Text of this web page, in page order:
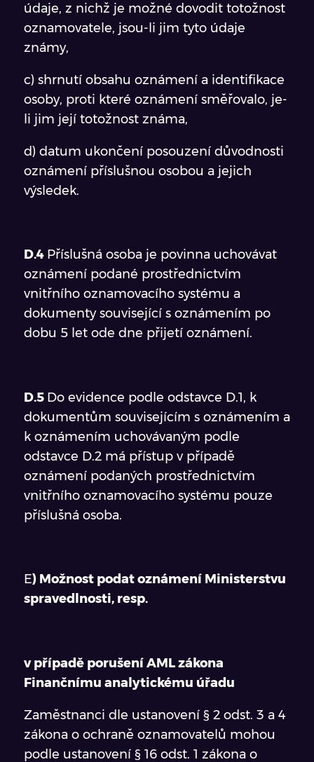
údaje, z nichž je možné dovodit totožnost
oznamovatele, jsou-li jim tyto údaje
známy,
c) shrnutí obsahu oznámení a identifikace
osoby, proti které oznámení směřovalo, je-
li jim její totožnost známa,
d) datum ukončení posouzení důvodnosti
oznámení příslušnou osobou a jejich
výsledek.
D.4 Příslušná osoba je povinna uchovávat
oznámení podané prostřednictvím
vnitřního oznamovacího systému a
dokumenty související s oznámením po
dobu 5 let ode dne přijetí oznámení.
D.5 Do evidence podle odstavce D.1, k
dokumentům souvisejícím s oznámením a
k oznámením uchovávaným podle
odstavce D.2 má přístup v případě
oznámení podaných prostřednictvím
vnitřního oznamovacího systému pouze
příslušná osoba.
E) Možnost podat oznámení Ministerstvu
spravedlnosti, resp.
v případě porušení AML zákona
Finančnímu analytickému úřadu
Zaměstnanci dle ustanovení § 2 odst. 3 a 4
zákona o ochraně oznamovatelů mohou
podle ustanovení § 16 odst. 1 zákona o